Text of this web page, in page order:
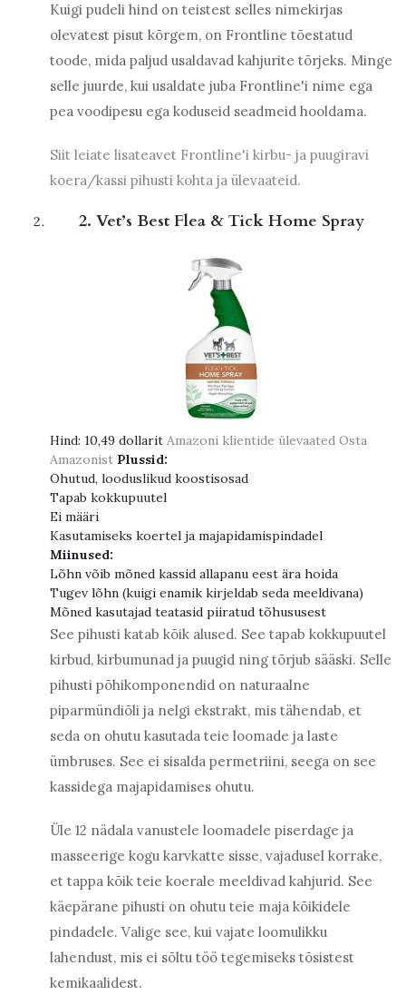
Kuigi pudeli hind on teistest selles nimekirjas
olevatest pisut kõrgem, on Frontline tõestatud
toode, mida paljud usaldavad kahjurite tõrjeks. Minge
selle juurde, kui usaldate juba Frontline'i nime ega
pea voodipesu ega koduseid seadmeid hooldama.
Siit leiate lisateavet Frontline'i kirbu- ja puugiravi
koera/kassi pihusti kohta ja ülevaateid.
2. Vet’s Best Flea & Tick Home Spray
Hind: 10,49 dollarit Amazoni klientide ülevaated Osta
Amazonist Plussid:
Ohutud, looduslikud koostisosad
Tapab kokkupuutel
Ei määri
Kasutamiseks koertel ja majapidamispindadel
Miinused:
Lõhn võib mõned kassid allapanu eest ära hoida
Tugev lõhn (kuigi enamik kirjeldab seda meeldivana)
Mõned kasutajad teatasid piiratud tõhususest
See pihusti katab kõik alused. See tapab kokkupuutel
kirbud, kirbumunad ja puugid ning tõrjub sääski. Selle
pihusti põhikomponendid on naturaalne
piparmündiõli ja nelgi ekstrakt, mis tähendab, et
seda on ohutu kasutada teie loomade ja laste
ümbruses. See ei sisalda permetriini, seega on see
kassidega majapidamises ohutu.
Üle 12 nädala vanustele loomadele piserdage ja
masseerige kogu karvkatte sisse, vajadusel korrake,
et tappa kõik teie koerale meeldivad kahjurid. See
käepärane pihusti on ohutu teie maja kõikidele
pindadele. Valige see, kui vajate loomulikku
lahendust, mis ei sõltu töö tegemiseks tõsistest
kemikaalidest.